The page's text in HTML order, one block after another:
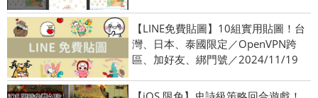
【LINE免費貼圖】10組實用貼圖！台
灣、日本、泰國限定／OpenVPN跨
區、加好友、綁門號／2024/11/19